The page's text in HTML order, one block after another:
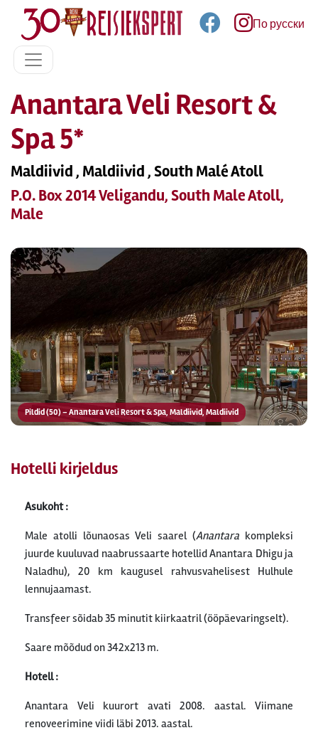
По русски
Anantara Veli Resort &
Spa 5*
Maldiivid , Maldiivid , South Malé Atoll
P.O. Box 2014 Veligandu, South Male Atoll,
Male
Pildid (50) – Anantara Veli Resort & Spa, Maldiivid, Maldiivid
Hotelli kirjeldus
Asukoht :
Male atolli lõunaosas Veli saarel (Anantara kompleksi
juurde kuuluvad naabrussaarte hotellid Anantara Dhigu ja
Naladhu), 20 km kaugusel rahvusvahelisest Hulhule
lennujaamast.
Transfeer sõidab 35 minutit kiirkaatril (ööpäevaringselt).
Saare mõõdud on 342x213 m.
Hotell :
Anantara Veli kuurort avati 2008. aastal. Viimane
renoveerimine viidi läbi 2013. aastal.